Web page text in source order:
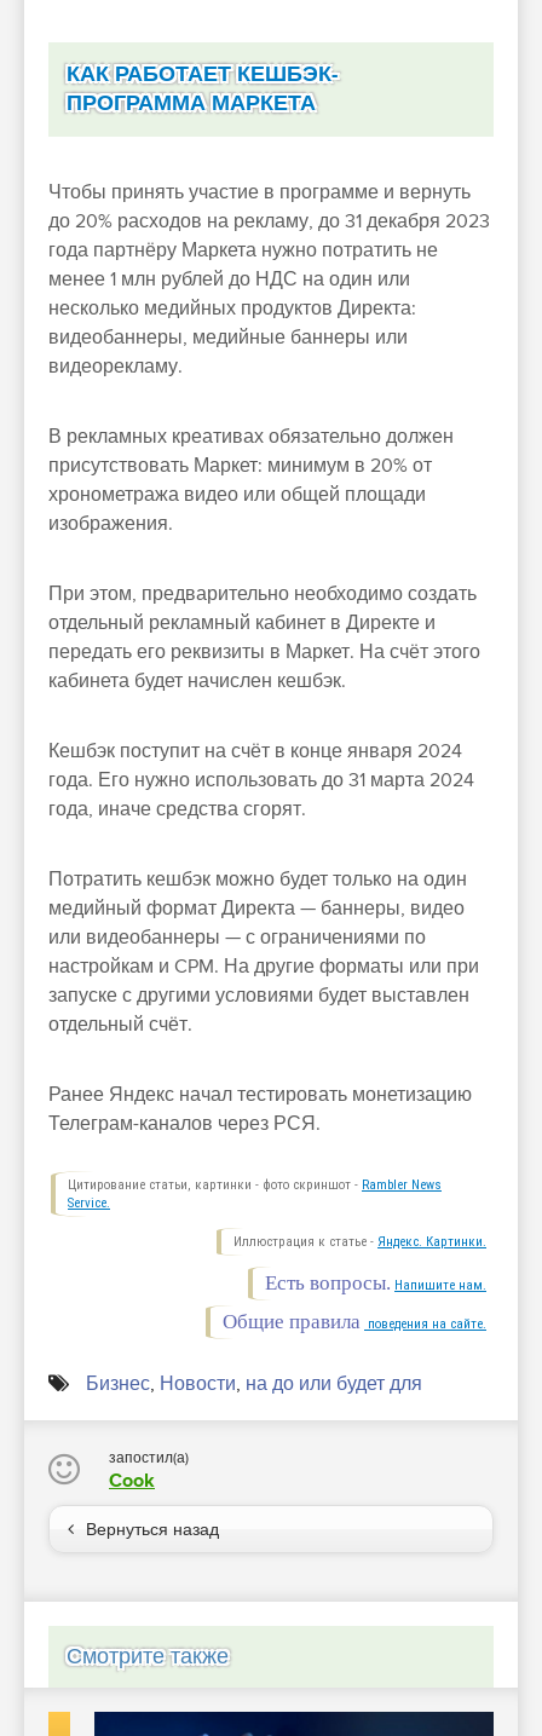
КАК РАБОТАЕТ КЕШБЭК-
ПРОГРАММА МАРКЕТА
Чтобы принять участие в программе и вернуть
до 20% расходов на рекламу, до 31 декабря 2023
года партнёру Маркета нужно потратить не
менее 1 млн рублей до НДС на один или
несколько медийных продуктов Директа:
видеобаннеры, медийные баннеры или
видеорекламу.
В рекламных креативах обязательно должен
присутствовать Маркет: минимум в 20% от
хронометража видео или общей площади
изображения.
При этом, предварительно необходимо создать
отдельный рекламный кабинет в Директе и
передать его реквизиты в Маркет. На счёт этого
кабинета будет начислен кешбэк.
Кешбэк поступит на счёт в конце января 2024
года. Его нужно использовать до 31 марта 2024
года, иначе средства сгорят.
Потратить кешбэк можно будет только на один
медийный формат Директа — баннеры, видео
или видеобаннеры — с ограничениями по
настройкам и CPM. На другие форматы или при
запуске с другими условиями будет выставлен
отдельный счёт.
Ранее Яндекс начал тестировать монетизацию
Телеграм-каналов через РСЯ.
Цитирование статьи, картинки - фото скриншот - Rambler News
Service.
Иллюстрация к статье - Яндекс. Картинки.
Есть вопросы. Напишите нам.
Общие правила поведения на сайте.
Бизнес, Новости, на до или будет для
запостил(а)
Cook
Вернуться назад
Смотрите также